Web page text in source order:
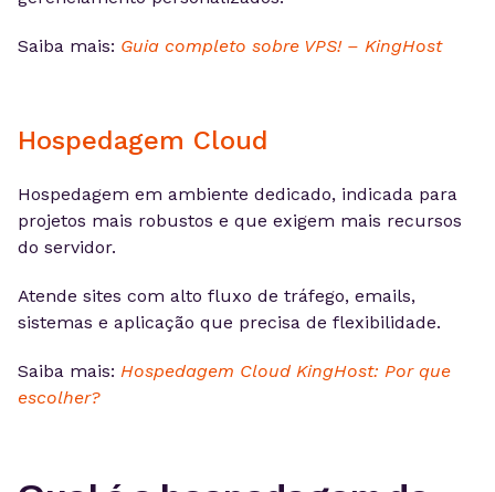
Saiba mais: Guia completo sobre VPS! – KingHost
Hospedagem Cloud
Hospedagem em ambiente dedicado, indicada para
projetos mais robustos e que exigem mais recursos
do servidor.
Atende sites com alto fluxo de tráfego, emails,
sistemas e aplicação que precisa de flexibilidade.
Saiba mais: Hospedagem Cloud KingHost: Por que
escolher?